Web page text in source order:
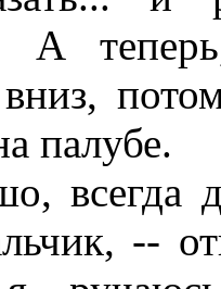
А
вниз,
палубе.
всегда
--